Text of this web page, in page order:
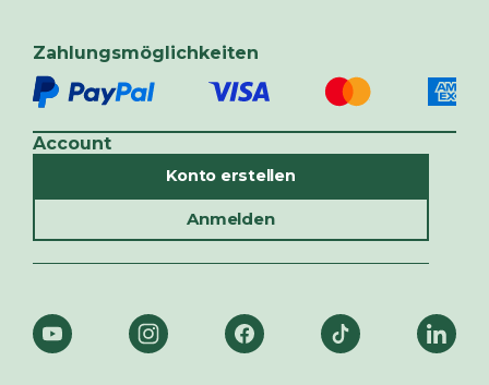
Zahlungsmöglichkeiten
Account
Konto erstellen
Anmelden